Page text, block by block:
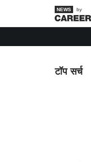
by
टॉप सर्च